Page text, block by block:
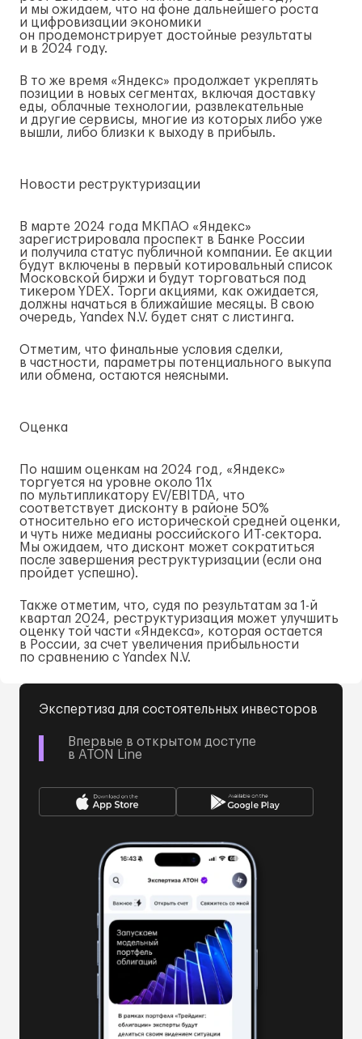
и мы ожидаем, что на фоне дальнейшего роста
и цифровизации экономики
он продемонстрирует достойные результаты
и в 2024 году.
В то же время «Яндекс» продолжает укреплять
позиции в новых сегментах, включая доставку
еды, облачные технологии, развлекательные
и другие сервисы, многие из которых либо уже
вышли, либо близки к выходу в прибыль.
Новости реструктуризации
В марте 2024 года МКП АО «Яндекс»
зарегистрировала проспект в Банке России
и получила статус публичной компании. Ее акции
будут включены в первый котировальный список
Московской биржи и будут торговаться под
тикером YDEX. Торги акциями, как ожидается,
должны начаться в ближайшие месяцы. В свою
очередь, Yandex N.V. будет снят с листинга.
Отметим, что финальные условия сделки,
в частности, параметры потенциального выкупа
или обмена, остаются неясными.
Оценка
По нашим оценкам на 2024 год, «Яндекс»
торгуется на уровне около 11x
по мультипликатору EV/EBITDA, что
соответствует дисконту в районе 50%
относительно его исторической средней оценки,
и чуть ниже медианы российского ИТ-сектора.
Мы ожидаем, что дисконт может сократиться
после завершения реструктуризации (если она
пройдет успешно).
Также отметим, что, судя по результатам за 1-й
квартал 2024, реструктуризация может улучшить
оценку той части «Яндекса», которая остается
в России, за счет увеличения прибыльности
по сравнению с Yandex N.V.
Экспертиза для состоятельных инвесторов
Впервые в открытом доступе
в ATON Line